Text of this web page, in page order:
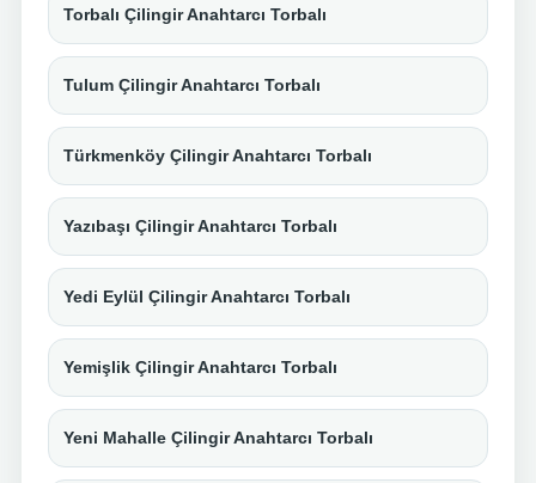
Torbalı Çilingir Anahtarcı Torbalı
Tulum Çilingir Anahtarcı Torbalı
Türkmenköy Çilingir Anahtarcı Torbalı
Yazıbaşı Çilingir Anahtarcı Torbalı
Yedi Eylül Çilingir Anahtarcı Torbalı
Yemişlik Çilingir Anahtarcı Torbalı
Yeni Mahalle Çilingir Anahtarcı Torbalı